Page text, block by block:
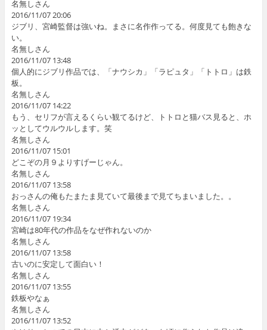
名無しさん
2016/11/07 20:06
ジブリ、宮崎監督は強いね。まさに名作作ってる。何度見ても飽きな
い。
名無しさん
2016/11/07 13:48
個人的にジブリ作品では、「ナウシカ」「ラピュタ」「トトロ」は鉄
板。
名無しさん
2016/11/07 14:22
もう、セリフが言えるくらい観てるけど、トトロと猫バス見ると、ホ
ッとしてウルウルします。笑
名無しさん
2016/11/07 15:01
どこぞの月９よりすげーじゃん。
名無しさん
2016/11/07 13:58
おっさんの俺もたまたま見ていて最後まで見てちまいました。。
名無しさん
2016/11/07 19:34
宮崎は80年代の作品をなぜ作れないのか
名無しさん
2016/11/07 13:58
古いのに安定して面白い！
名無しさん
2016/11/07 13:55
鉄板やなぁ
名無しさん
2016/11/07 13:52